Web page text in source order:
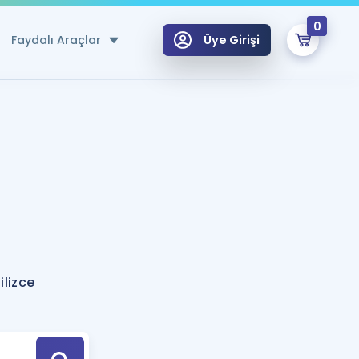
Faydalı Araçlar
Hesaplama Aracı
için Öneriler
Tek Takvimde
Üye Girişi
0